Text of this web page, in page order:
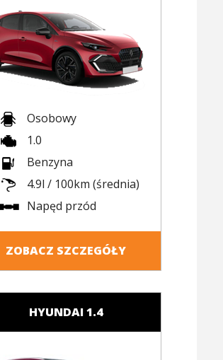
Osobowy
1.0
Benzyna
4.9l / 100km (średnia)
Napęd przód
ZOBACZ SZCZEGÓŁY
HYUNDAI 1.4